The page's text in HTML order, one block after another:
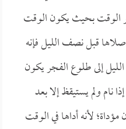
الوقت بحيث يكون الوقت
قبل نصف الليل فإنه
إلى طلوع الفجر يكون
نام ولم يستيقظ إلا بعد
لأنه أداها في الوقت